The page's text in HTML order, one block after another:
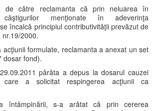
de către reclamanta că prin neluarea în
menţionate în adeverinţa
încalcă principiul contributivităţii prevăzut de
2000.
acţiunii formulate, reclamanta a anexat un set
dosar fond).
pârâta a depus la dosarul cauzei
care a solicitat respingerea acţiunii ca
întâmpinării, s-a arătat că prin cererea